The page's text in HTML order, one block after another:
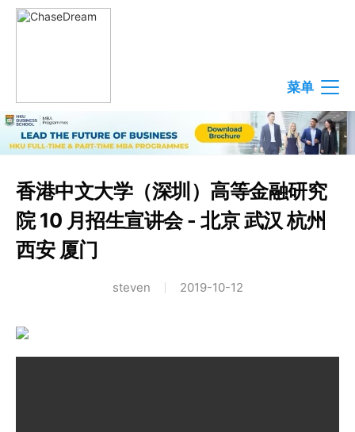
菜单
香港中文大学（深圳）高等金融研究
院 10 月招生宣讲会 - 北京 武汉 杭州
西安 厦门
steven 2019-10-12